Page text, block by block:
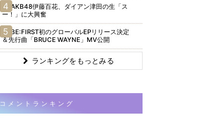
AKB48伊藤百花、ダイアン津田の生「ス
ー！」に大興奮
BE:FIRST初のグローバルEPリリース決定
＆先行曲「BRUCE WAYNE」MV公開
ランキングをもっとみる
コメントランキング